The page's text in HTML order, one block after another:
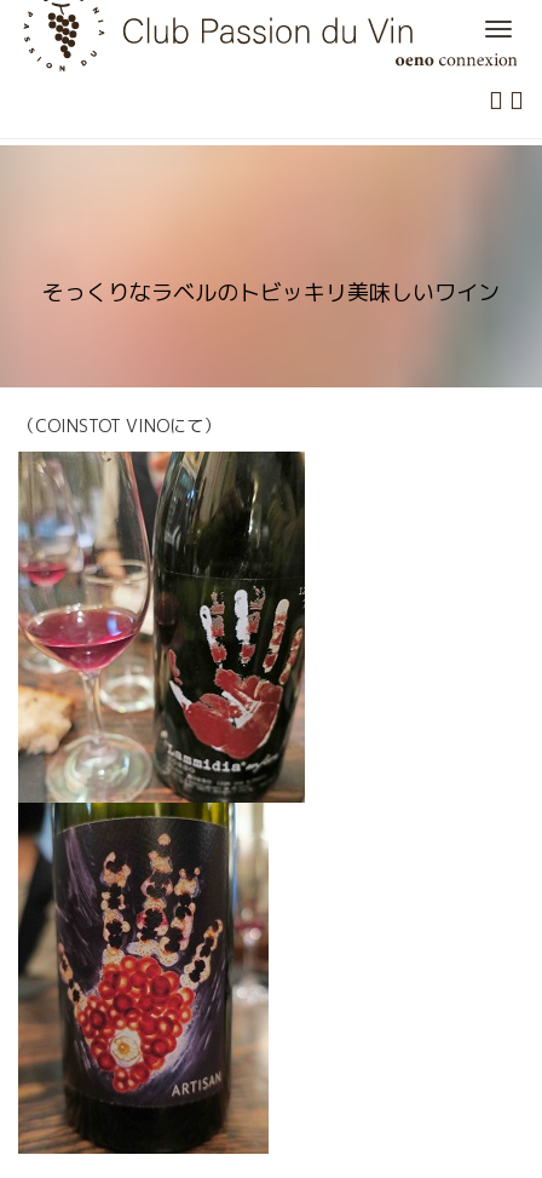
Skip
content
そっくりなラベルのトビッキリ美味しいワイン
（COINSTOT VINOにて）